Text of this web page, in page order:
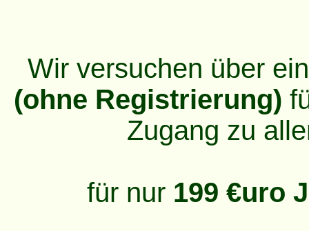
Wir versuchen über
(ohne Registrierung)
Zugang zu
für nur 199 €uro